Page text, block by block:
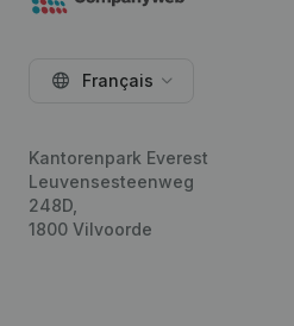
Français
Kantorenpark Everest
Leuvensesteenweg
248D,
1800 Vilvoorde